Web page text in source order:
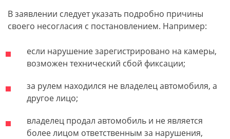
В заявлении следует указать подробно причины
своего несогласия с постановлением. Например:
если нарушение зарегистрировано на камеры,
возможен технический сбой фиксации;
за рулем находился не владелец автомобиля, а
другое лицо;
владелец продал автомобиль и не является
более лицом ответственным за нарушения,